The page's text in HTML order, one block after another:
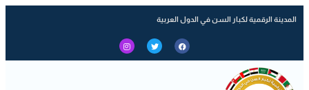
المدينة الرقمية لكبار السن في الدول العربية